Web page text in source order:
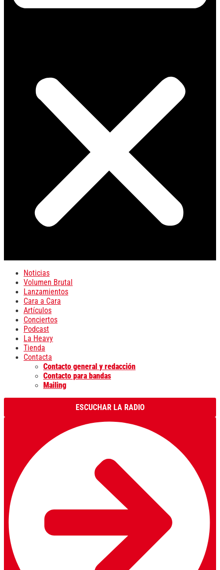
Noticias
Volumen Brutal
Lanzamientos
Cara a Cara
Artículos
Conciertos
Podcast
La Heavy
Tienda
Contacta
Contacto general y redacción
Contacto para bandas
Mailing
ESCUCHAR LA RADIO